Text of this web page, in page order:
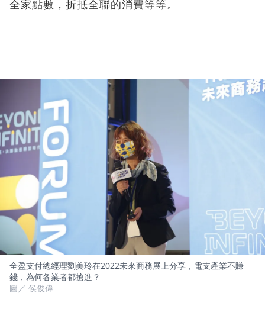
全家點數，折抵全聯的消費等等。
全盈支付總經理劉美玲在2022未來商務展上分享，電支產業不賺
錢，為何各業者都搶進？
圖／ 侯俊偉